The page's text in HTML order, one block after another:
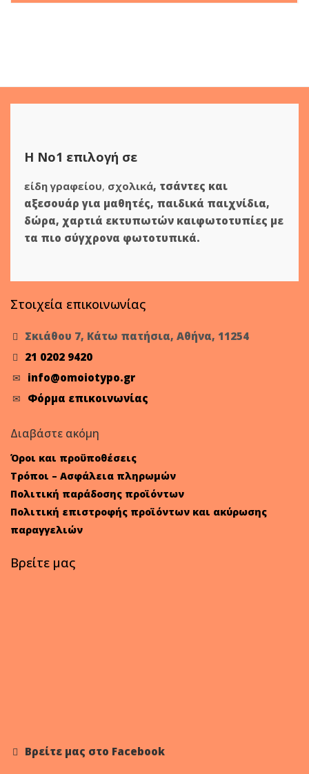
Η Νο1 επιλογή σε
είδη γραφείου, σχολικά, τσάντες και
αξεσουάρ για μαθητές, παιδικά παιχνίδια,
δώρα, χαρτιά εκτυπωτών καιφωτοτυπίες με
τα πιο σύγχρονα φωτοτυπικά.
Στοιχεία επικοινωνίας
Σκιάθου 7, Κάτω πατήσια, Αθήνα, 11254
21 0202 9420
info@omoiotypo.gr
Φόρμα επικοινωνίας
Διαβάστε ακόμη
Όροι και προϋποθέσεις
Τρόποι – Ασφάλεια πληρωμών
Πολιτική παράδοσης προϊόντων
Πολιτική επιστροφής προϊόντων και ακύρωσης
παραγγελιών
Βρείτε μας
Βρείτε μας στο Facebook